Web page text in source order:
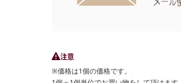
注意
※価格は1個の価格です。